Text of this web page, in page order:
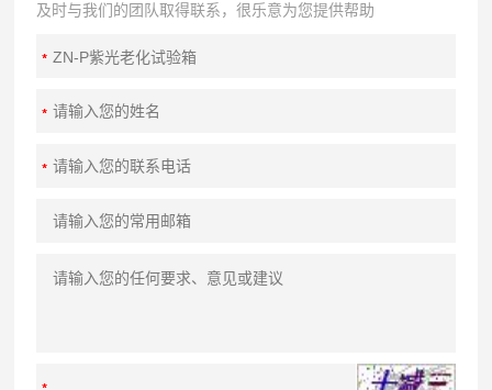
及时与我们的团队取得联系，很乐意为您提供帮助